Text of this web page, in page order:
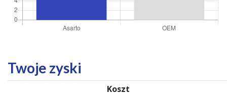
Twoje zyski
Koszt